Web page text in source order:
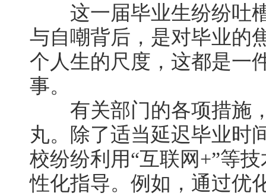
这一届毕业生纷纷吐槽
与自嘲背后，是对毕业的
个人生的尺度，这都是一
事。
有关部门的各项措施
丸。除了适当延迟毕业时
校纷纷利用“互联网+”等
性化指导。例如，通过优